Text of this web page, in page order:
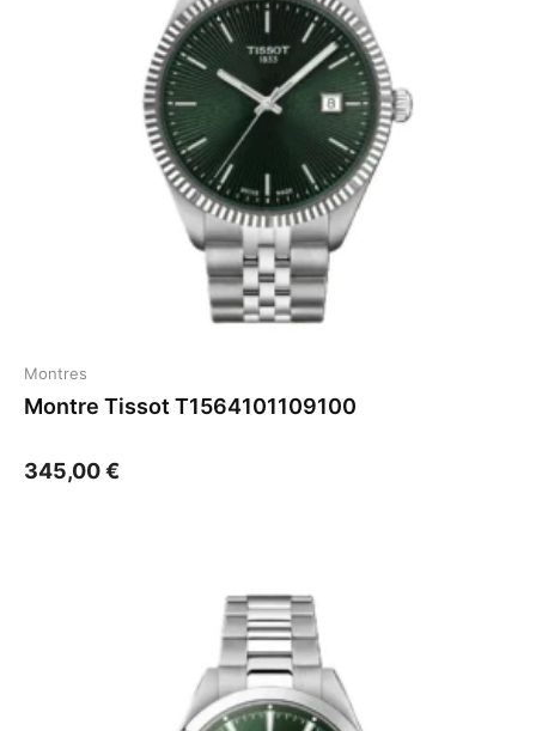
Montres
Montre Tissot T1564101109100
345,00€